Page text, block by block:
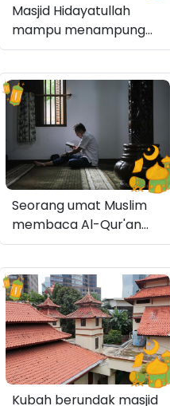
Masjid Hidayatullah
mampu menampung
ratusan jemaah
Seorang umat Muslim
membaca Al-Qur'an
sebelum menunaikan
ibadah salat
Kubah berundak masjid